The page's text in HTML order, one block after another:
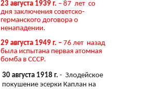
23 августа 1939 г. – 87 лет со
дня заключения советско-
германского договора о
ненападении.
29 августа 1949 г. – 76 лет назад
была испытана первая атомная
бомба в СССР.
30 августа 1918 г. - Злодейское
покушение эсерки Каплан на